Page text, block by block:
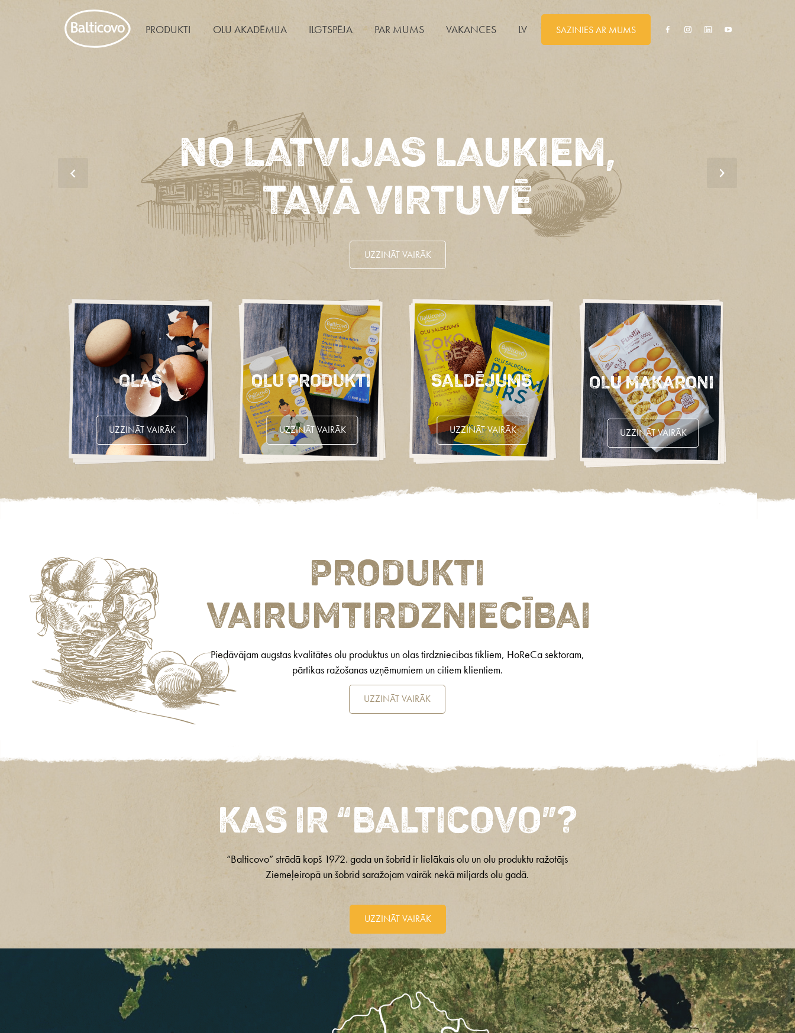
PRODUKTI OLU AKADĒMIJA ILGTSPĒJA PAR MUMS VAKANCES LV SAZINIES AR MUMS
AICINĀM DARBĀ
PAPILDSPĒKUS
UZZINĀT VAIRĀK
Olas
UZZINĀT VAIRĀK
Olu produkti
UZZINĀT VAIRĀK
Saldējums
UZZINĀT VAIRĀK
Olu Makaroni
UZZINĀT VAIRĀK
Produkti
vairumtirdzniecībai
Piedāvājam augstas kvalitātes olu produktus un olas tirdzniecības tīkliem, HoReCa sektoram,
pārtikas ražošanas uzņēmumiem un citiem klientiem.
UZZINĀT VAIRĀK
Kas ir “Balticovo”?
“Balticovo” strādā kopš 1972. gada un šobrīd ir lielākais olu un olu produktu ražotājs
Ziemeļeiropā un šobrīd saražojam vairāk nekā miljards olu gadā.
UZZINĀT VAIRĀK